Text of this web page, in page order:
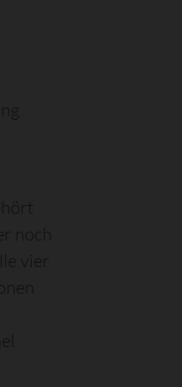
noch
vier